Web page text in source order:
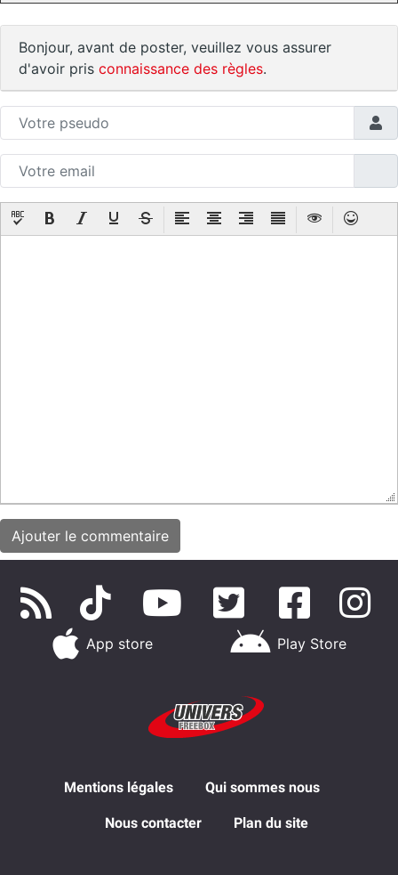
Bonjour, avant de poster, veuillez vous assurer
d'avoir pris connaissance des règles.
App store Play Store
Mentions légales Qui sommes nous
Nous contacter Plan du site